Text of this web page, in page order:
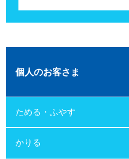
個人のお客さま
ためる・ふやす
かりる